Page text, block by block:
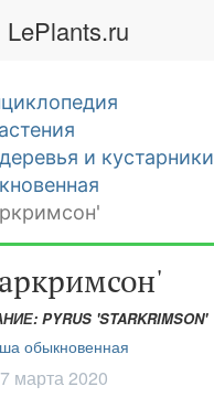
LePlants.ru
и кустарники
PYRUS 'STARKRIMSON'
обыкновенная
марта 2020